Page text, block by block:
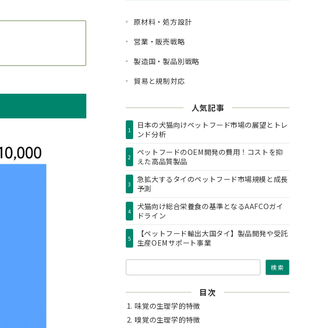
原材料・処方設計
営業・販売戦略
製造国・製品別戦略
貿易と規制対応
人気記事
1
日本の犬猫向けペットフード市場の展望とトレ
ンド分析
2
ペットフードのOEM開発の費用！コストを抑
えた高品質製品
3
急拡大するタイのペットフード市場規模と成長
予測
4
犬猫向け総合栄養食の基準となるAAFCOガイ
ドライン
5
【ペットフード輸出大国タイ】製品開発や受託
生産OEMサポート事業
検索
目次
味覚の生理学的特徴
嗅覚の生理学的特徴